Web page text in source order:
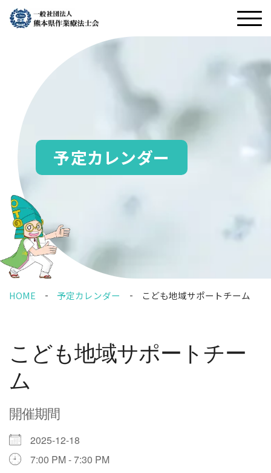
予定カレンダー
HOME 予定カレンダー こども地域サポートチーム
こども地域サポートチー
ム
開催期間
2025-12-18
7:00 PM - 7:30 PM